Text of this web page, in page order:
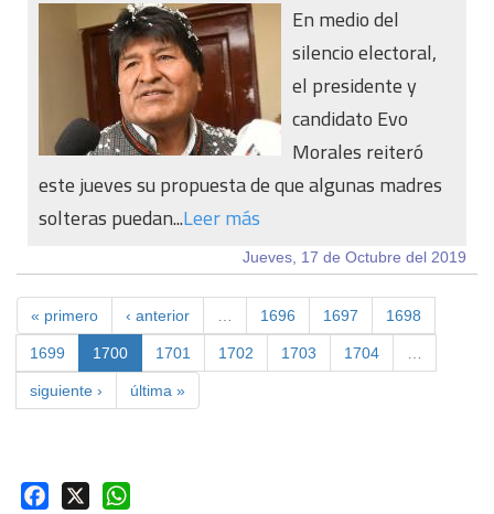
En medio del
silencio electoral,
el presidente y
candidato Evo
Morales reiteró
este jueves su propuesta de que algunas madres
solteras puedan...Leer más
Jueves, 17 de Octubre del 2019
« primero ‹ anterior 1696 1697 1698
1699 1700 1701 1702 1703 1704
siguiente › última »
Facebook